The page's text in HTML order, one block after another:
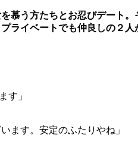
慕う方たちとお忍びデート
ライベートでも仲良しの２
す」
ます。安定のふたりやね」